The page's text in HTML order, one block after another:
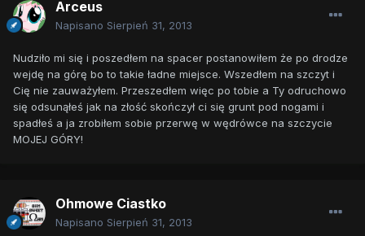
Arceus
Napisano Sierpień 31, 2013
Nudziło mi się i poszedłem na spacer postanowiłem że po drodze
wejdę na górę bo to takie ładne miejsce. Wszedłem na szczyt i
Cię nie zauważyłem. Przeszedłem więc po tobie a Ty odruchowo
się odsunąłeś jak na złość skończył ci się grunt pod nogami i
spadłeś a ja zrobiłem sobie przerwę w wędrówce na szczycie
MOJEJ GÓRY!
Ohmowe Ciastko
Napisano Sierpień 31, 2013